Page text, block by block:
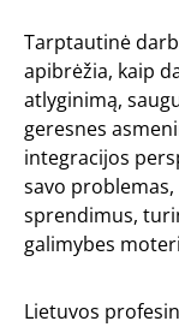
Tarptautinė
apibrėžia, kaip
atlyginimą,
geresnes
integracijos
savo
sprendimus,
galimybes
Lietuvos